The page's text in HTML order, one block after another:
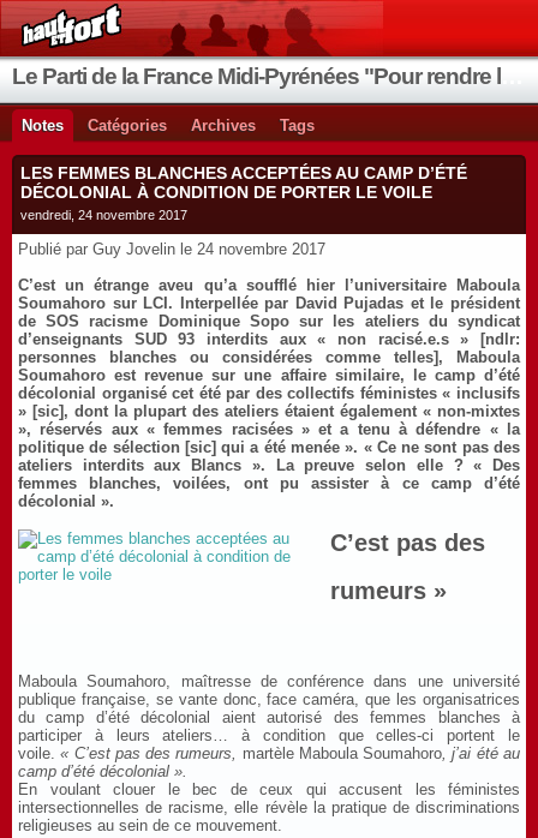
Notes Catégories Archives Tags
LES FEMMES BLANCHES ACCEPTÉES AU CAMP D’ÉTÉ
DÉCOLONIAL À CONDITION DE PORTER LE VOILE
vendredi, 24 novembre 2017
Publié par Guy Jovelin le 24 novembre 2017
C’est un étrange aveu qu’a soufflé hier l’universitaire Maboula
Soumahoro sur LCI. Interpellée par David Pujadas et le président
de SOS racisme Dominique Sopo sur les ateliers du syndicat
d’enseignants SUD 93 interdits aux « non racisé.e.s » [ndlr:
personnes blanches ou considérées comme telles], Maboula
Soumahoro est revenue sur une affaire similaire, le camp d’été
décolonial organisé cet été par des collectifs féministes « inclusifs
» [sic], dont la plupart des ateliers étaient également « non-mixtes
», réservés aux « femmes racisées » et a tenu à défendre « la
politique de sélection [sic] qui a été menée ». « Ce ne sont pas des
ateliers interdits aux Blancs ». La preuve selon elle ? « Des
femmes blanches, voilées, ont pu assister à ce camp d’été
décolonial ».
C’est pas des
rumeurs »
Maboula Soumahoro, maîtresse de conférence dans une université
publique française, se vante donc, face caméra, que les organisatrices
du camp d’été décolonial aient autorisé des femmes blanches à
participer à leurs ateliers… à condition que celles-ci portent le
voile.« C’est pas des rumeurs, martèle Maboula Soumahoro , j’ai été au
camp d’été décolonial ».
En voulant clouer le bec de ceux qui accusent les féministes
intersectionnelles de racisme, elle révèle la pratique de discriminations
religieuses au sein de ce mouvement.